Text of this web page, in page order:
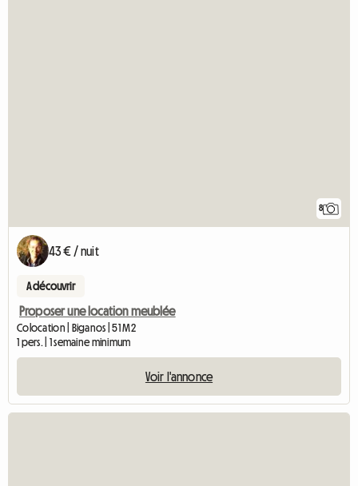
8
43 € / nuit
A découvrir
Proposer une location meublée
Colocation | Biganos | 51 M2
1 pers. | 1 semaine minimum
Voir l'annonce